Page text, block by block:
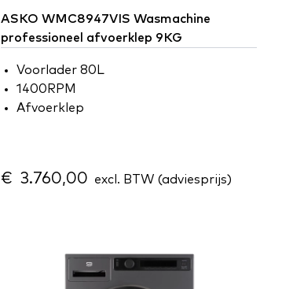
ASKO WMC8947VIS Wasmachine
professioneel afvoerklep 9KG
Voorlader 80L
1400RPM
Afvoerklep
€ 3.760,00 excl. BTW (adviesprijs)